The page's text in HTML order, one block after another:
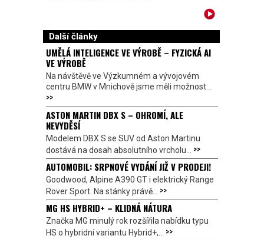
Další články
UMĚLÁ INTELIGENCE VE VÝROBĚ – FYZICKÁ AI
VE VÝROBĚ
Na návštěvě ve Výzkumném a vývojovém
centru BMW v Mnichově jsme měli možnost...
>>
ASTON MARTIN DBX S – OHROMÍ, ALE
NEVYDĚSÍ
Modelem DBX S se SUV od Aston Martinu
dostává na dosah absolutního vrcholu... >>
AUTOMOBIL: SRPNOVÉ VYDÁNÍ JIŽ V PRODEJI!
Goodwood, Alpine A390 GT i elektrický Range
Rover Sport. Na stánky právě... >>
MG HS HYBRID+ – KLIDNÁ NÁTURA
Značka MG minulý rok rozšířila nabídku typu
HS o hybridní variantu Hybrid+,... >>